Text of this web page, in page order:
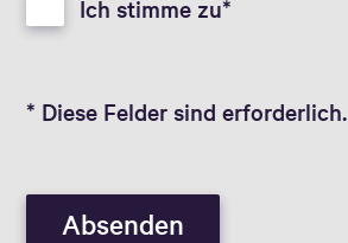
Ich stimme zu
* Diese Felder sind erforderlich.
Absenden